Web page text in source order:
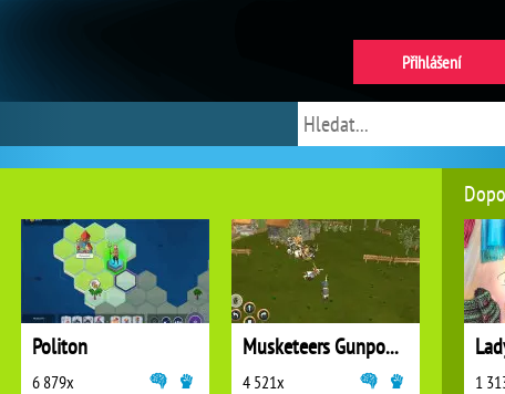
Politon
6 879x
Musketeers Gunpowder vs Steel
4 521x 1
Přihlášení